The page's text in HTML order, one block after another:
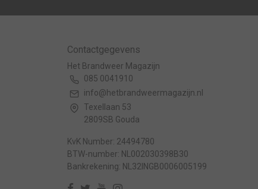
Contactgegevens
Het Brandweer Magazijn
085 0041910
info@hetbrandweermagazijn.nl
Texellaan 53
2809SB Gouda
KvK Number: 24494780
BTW-number: NL002030398B30
Bankrekening: NL32INGB0006005199